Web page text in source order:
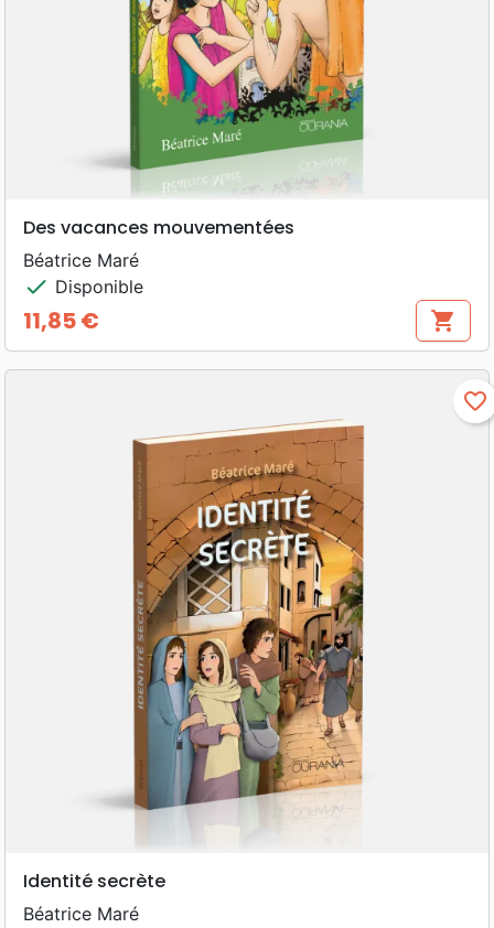
Des vacances mouvementées
Béatrice Maré
check Disponible
Prix
11,85 € shopping_cart
favorite_border
Identité secrète
Béatrice Maré